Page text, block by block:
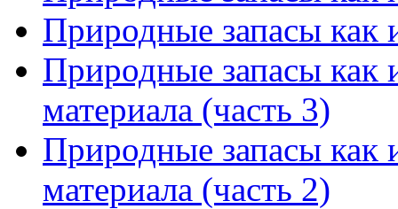
Природные запасы как
Природные запасы как
материала (часть 3)
Природные запасы как
материала (часть 2)